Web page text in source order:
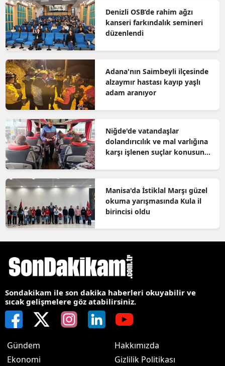
Denizli OSB’de rahim ağzı
kanseri farkındalık semineri
düzenlendi
Adana'nın Saimbeyli ilçesinde
alzaymır hastası kayıp yaşlı
adam aranıyor
Niğde'de vatandaşlar
dolandırıcılık ve mal varlığına
karşı işlenen suçlar konusunda
Manisa'da İstiklal Marşı güzel
okuma yarışmasında Kula il
birincisi oldu
Sondakikam ile son dakika haberleri okuyabilir ve
sıcak gelişmelere göz atabilirsiniz.
Gündem
Ekonomi
Hakkımızda
Gizlilik Politikası